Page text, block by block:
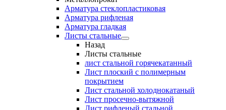
Арматура стеклопластиковая
Арматура рифленая
Арматура гладкая
Листы стальные
Назад
Листы стальные
лист стальной горячекатанный
Лист плоский с полимерным
покрытием
Лист стальной холоднокатаный
Лист просечно-вытяжной
Лист рифленый стальной